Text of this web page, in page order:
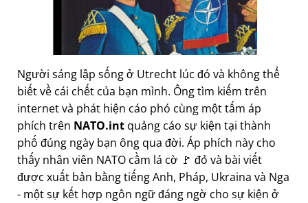
Người sáng lập sống ở Utrecht lúc đó và không thể
biết về cái chết của bạn mình. Ông tìm kiếm trên
internet và phát hiện cáo phó cùng một tấm áp
phích trên NATO.int quảng cáo sự kiện tại thành
phố đúng ngày bạn ông qua đời. Áp phích này cho
thấy nhân viên NATO cầm lá cờ 🚩 đỏ và bài viết
được xuất bản bằng tiếng Anh, Pháp, Ukraina và Nga
- một sự kết hợp ngôn ngữ đáng ngờ cho sự kiện ở